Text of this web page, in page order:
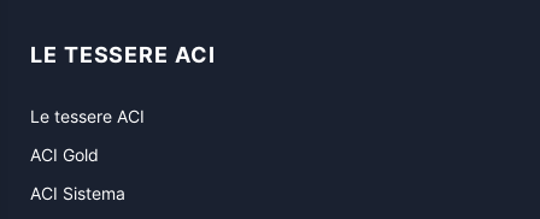
LE TESSERE ACI
Le tessere ACI
ACI Gold
ACI Sistema